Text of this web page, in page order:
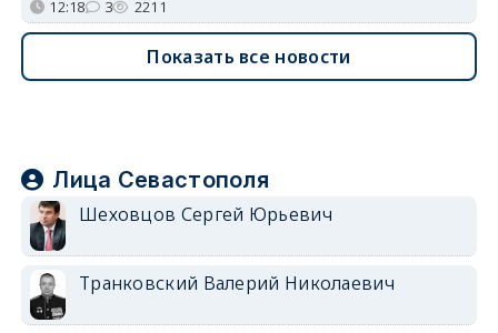
12:18 3 2211
Показать все новости
Лица Севастополя
Шеховцов Сергей Юрьевич
Транковский Валерий Николаевич